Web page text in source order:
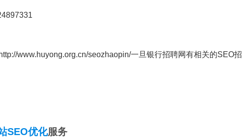
http://www.huyong.org.cn/seozhaopin/一旦银行招聘网有相关的SEO
SEO优化服务